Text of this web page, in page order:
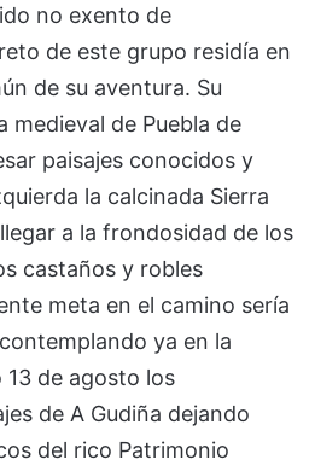
no exento de
de este grupo residía en
de su aventura. Su
medieval de Puebla de
paisajes conocidos y
la calcinada Sierra
a la frondosidad de los
castaños y robles
meta en el camino sería
ya en la
de agosto los
de A Gudiña dejando
del rico Patrimonio